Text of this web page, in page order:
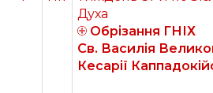
Духа
Обрізання ГНІХ
Св. Василія
Кесарії